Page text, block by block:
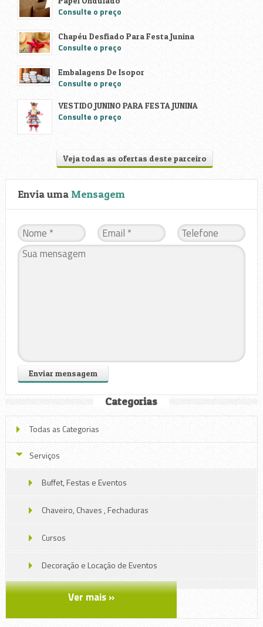
Consulte o preço
Chapéu Desfiado Para Festa Junina
Consulte o preço
Embalagens De Isopor
Consulte o preço
VESTIDO JUNINO PARA FESTA JUNINA
Consulte o preço
Veja todas as ofertas deste parceiro
Envia uma Mensagem
Categorias
Todas as Categorias
Serviços
Buffet, Festas e Eventos
Chaveiro, Chaves , Fechaduras
Cursos
Decoração e Locação de Eventos
Educação
Embalagens, Brindes , Gráfica
Ver mais »